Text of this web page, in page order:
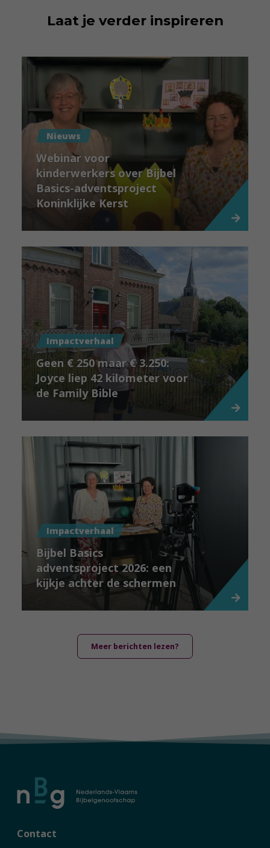
Laat je verder inspireren
Nieuws
Webinar voor
kinderwerkers over Bijbel
Basics-adventsproject
Koninklijke Kerst
Impactverhaal
Geen € 250 maar € 3.250:
Joyce liep 42 kilometer voor
de Family Bible
Impactverhaal
Bijbel Basics
adventsproject 2026: een
kijkje achter de schermen
Meer berichten lezen?
Contact